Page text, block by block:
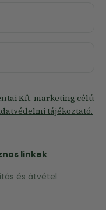
Kft. marketing célú
tájékoztató.
linkek
és átvétel